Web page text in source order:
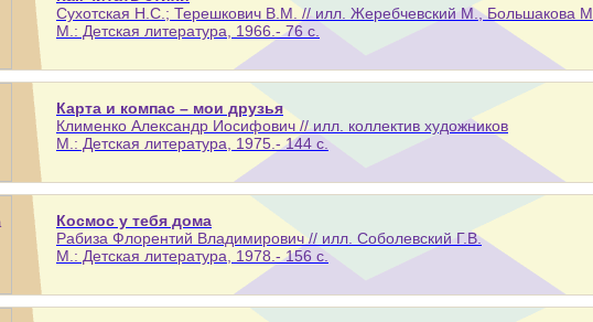
Сухотская Н.С.; Терешкович В.М. // илл. Жеребчевский М., Большакова М.
М.: Детская литература, 1966.- 76 с.
Карта и компас – мои друзья
Клименко Александр Иосифович // илл. коллектив художников
М.: Детская литература, 1975.- 144 с.
Космос у тебя дома
Рабиза Флорентий Владимирович // илл. Соболевский Г.В.
М.: Детская литература, 1978.- 156 с.